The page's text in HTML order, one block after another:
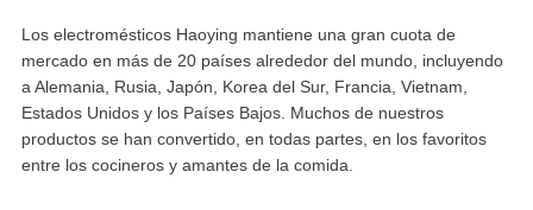
Los electromésticos Haoying mantiene una gran cuota de
mercado en más de 20 países alrededor del mundo, incluyendo
a Alemania, Rusia, Japón, Korea del Sur, Francia, Vietnam,
Estados Unidos y los Países Bajos. Muchos de nuestros
productos se han convertido, en todas partes, en los favoritos
entre los cocineros y amantes de la comida.